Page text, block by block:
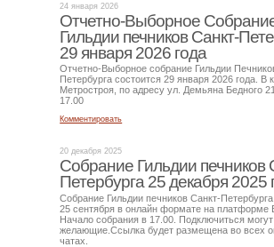
24 января 2026
Отчетно-Выборное
Гильдии печников Санкт-
29 января 2026 года
Отчетно-Выборное собрание Гильдии
Петербурга состоится 29 января 2026 года. В
Метростроя, по адресу ул. Демьяна Бедного
17.00
Комментировать
20 декабря 2025
Собрание Гильдии печников
Петербурга 25 декабря 2025
Собрание Гильдии печников Санкт-
25 сентября в онлайн формате на платформе
Начало собрания в 17.00. Подключиться
желающие.Ссылка будет размещена во всех
чатах.